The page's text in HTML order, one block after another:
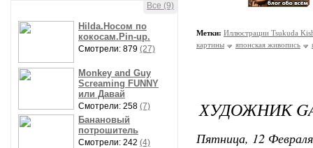
Все (9)
Hilda.Носом по
кокосам.Pin-up.
Смотрели: 879 (27)
Monkey and Guy
Screaming FUNNY
или Давай
Смотрели: 258 (7)
Банановый
потрошитель
Смотрели: 242 (4)
Метки: Иллюстрации Tsukuda
картины
японская живопись
ХУДОЖНИК
Пятница, 12